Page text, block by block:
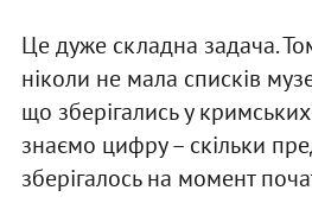
Це дуже складна задача.
ніколи не мала списків
що зберігались у
знаємо цифру – скільки
зберігалось на момент